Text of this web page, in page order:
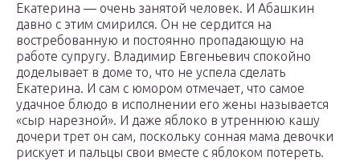
Екатерина — очень занятой человек. И Абашкин
давно с этим смирился. Он не сердится на
востребованную и постоянно пропадающую на
работе супругу. Владимир Евгеньевич спокойно
доделывает в доме то, что не успела сделать
Екатерина. И сам с юмором отмечает, что самое
удачное блюдо в исполнении его жены называется
«сыр нарезной». И даже яблоко в утреннюю кашу
дочери трет он сам, поскольку сонная мама девочки
рискует и пальцы свои вместе с яблоком потереть.